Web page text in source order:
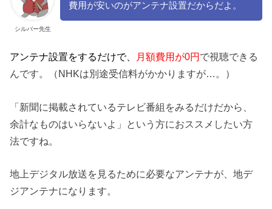
シルバー先生
費用が安いのがアンテナ設置だからだよ。
アンテナ設置をするだけで、 月額費用が0円で視聴できる
んです。（NHKは別途受信料がかかりますが…。）
「新聞に掲載されているテレビ番組をみるだけだから、
余計なものはいらないよ」という方におススメしたい方
法ですね。
地上デジタル放送を見るために必要なアンテナが、地デ
ジアンテナになります。